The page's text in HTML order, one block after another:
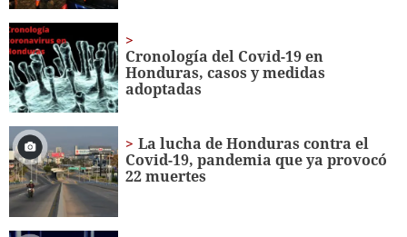
Cronología del Covid-19 en
Honduras, casos y medidas
adoptadas
La lucha de Honduras contra el
Covid-19, pandemia que ya provocó
22 muertes